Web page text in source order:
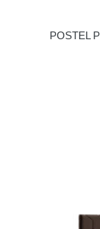
POSTEL